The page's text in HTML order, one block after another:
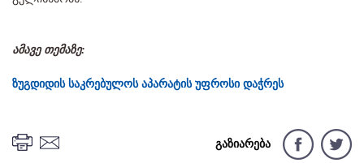
ამავე თემაზე:
ზუგდიდის საკრებულოს აპარატის უფროსი დაჭრეს
გაზიარება